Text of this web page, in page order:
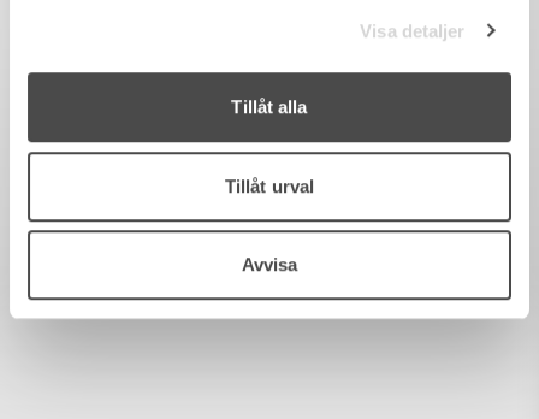
Visa detaljer
Tillåt alla
Tillåt urval
Avvisa